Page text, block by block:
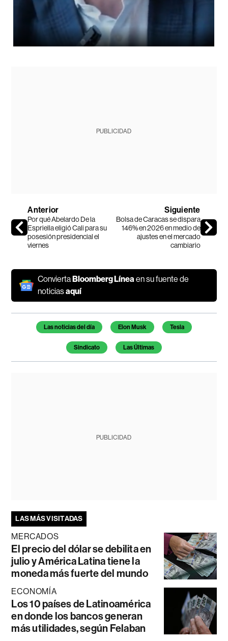
PUBLICIDAD
Anterior
Por qué Abelardo De la
Espriella eligió Cali para su
posesión presidencial el
viernes
Siguiente
Bolsa de Caracas se dispara
146% en 2026 en medio de
ajustes en el mercado
cambiario
ConviertaBloomberg Líneaen su fuente de
noticiasaquí
Temas de este artículo
Las noticias del día Elon Musk Tesla
Sindicato Las Últimas
PUBLICIDAD
LAS MÁS VISITADAS
MERCADOS
El precio del dólar se debilita en
julio y América Latina tiene la
moneda más fuerte del mundo
ECONOMÍA
Los 10 países de Latinoamérica
en donde los bancos generan
más utilidades, según Felaban